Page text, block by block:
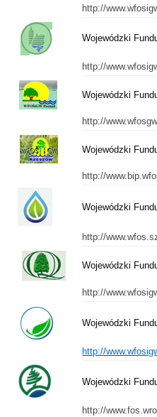
http://
Wojewódzki
http://
Wojewódzki
http://
Wojewódzki
http://
Wojewódzki
http://
Wojewódzki
http://
Wojewódzki
http://
Wojewódzki
http://